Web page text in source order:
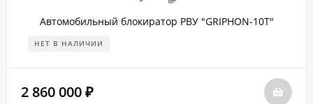
Автомобильный блокиратор РВУ "GRIPHON-10Т"
НЕТ В НАЛИЧИИ
2 860 000 ₽